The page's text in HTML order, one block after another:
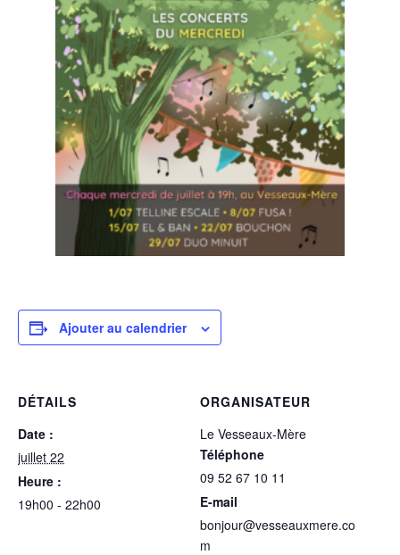
Ajouter au calendrier
DÉTAILS
Date :
juillet 22
Heure :
19h00 - 22h00
ORGANISATEUR
Le Vesseaux-Mère
Téléphone
09 52 67 10 11
E-mail
bonjour@vesseauxmere.co
m